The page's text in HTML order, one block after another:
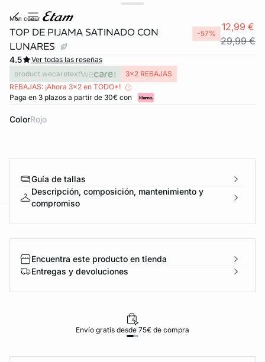
mon coeur
TOP DE PIJAMA SATINADO CON
LUNARES
-57%
12,99 €
29,99 €
4.5
Ver todas las reseñas
product.wecaretext
3x2 REBAJAS
REBAJAS: ¡Ahora 3x2 en TODO*!
Paga en 3 plazos a partir de 30€ con
Color rojo
Guía de tallas
Descripción, composición, mantenimiento y
compromiso
Encuentra este producto en tienda
Entregas y devoluciones
Envío gratis desde 75€ de compra